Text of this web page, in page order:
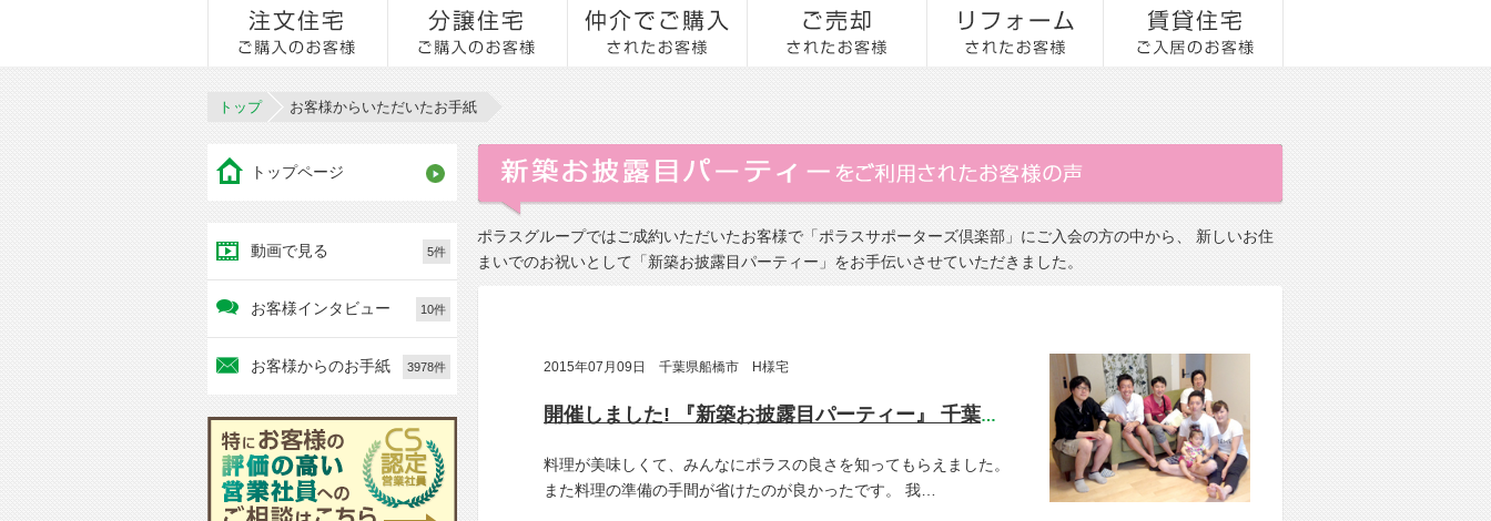
トップ お客様からいただいたお手紙
ポラスグループではご成約いただいたお客様で「ポラスサポーターズ倶楽部」にご入会の方の中から、 新しいお住
まいでのお祝いとして「新築お披露目パーティー」をお手伝いさせていただきました。
2015年07月09日 千葉県船橋市 H様宅
開催しました! 『新築お披露目パーティー』 千葉県船橋市 H様宅
料理が美味しくて、みんなにポラスの良さを知ってもらえました。
また料理の準備の手間が省けたのが良かったです。
我…
トップページ
動画で見る 5件
お客様インタビュー 10件
お客様からのお手紙 3978件